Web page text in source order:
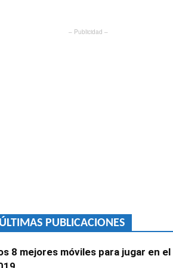
– Publicidad –
PUBLICACIONES
8 mejores móviles para jugar en el